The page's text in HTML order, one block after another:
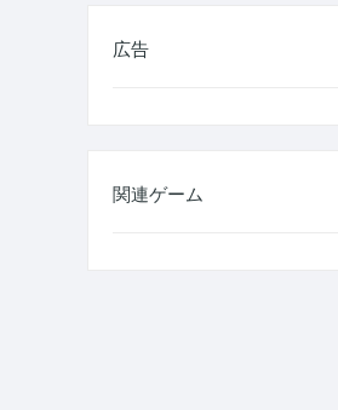
広告
関連ゲーム